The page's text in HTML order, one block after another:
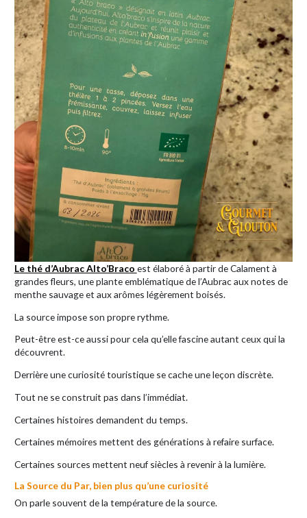
Le thé d’Aubrac Alto’Braco est élaboré à partir de Calament à
grandes fleurs, une plante emblématique de l’Aubrac aux notes de
menthe sauvage et aux arômes légèrement boisés.
La source impose son propre rythme.
Peut-être est-ce aussi pour cela qu’elle fascine autant ceux qui la
découvrent.
Derrière une curiosité touristique se cache une leçon discrète.
Tout ne se construit pas dans l’immédiat.
Certaines histoires demandent du temps.
Certaines mémoires mettent des générations à refaire surface.
Certaines sources mettent neuf siècles à revenir à la lumière.
La Source du Par, bien plus qu’une curiosité
On parle souvent de la température de la source.